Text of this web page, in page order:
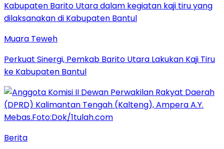
Muara Teweh
Perkuat Sinergi, Pemkab Barito Utara Lakukan Kaji Tiru
ke Kabupaten Bantul
Berita